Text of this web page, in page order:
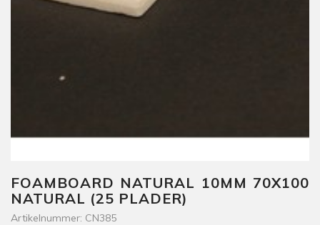
FOAMBOARD NATURAL 10MM 70X100
NATURAL (25 PLADER)
Artikelnummer: CN385